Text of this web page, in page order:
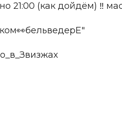
21:00 (как дойдём) ‼️